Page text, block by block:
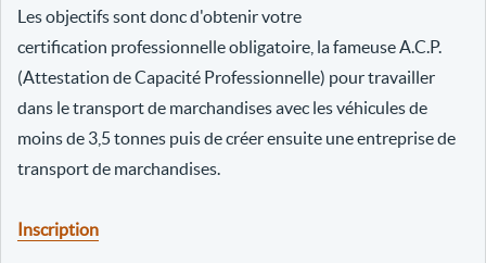
Les objectifs sont donc d'obtenir votre
certification professionnelle obligatoire, la fameuse A.C.P.
(Attestation de Capacité Professionnelle) pour travailler
dans le transport de marchandises avec les véhicules de
moins de 3,5 tonnes puis de créer ensuite une entreprise de
transport de marchandises.
Inscription